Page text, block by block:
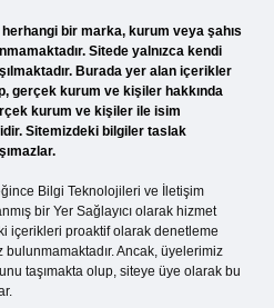
bir marka, kurum veya şahıs
Sitede yalnızca kendi
Burada yer alan içerikler
gerçek kurum ve kişiler hakkında
kurum ve kişiler ile isim
Sitemizdeki bilgiler taslak
Bilgi Teknolojileri ve İletişim
bir Yer Sağlayıcı olarak hizmet
içerikleri proaktif olarak denetleme
Ancak, üyelerimiz
taşımakta olup, siteye üye olarak bu